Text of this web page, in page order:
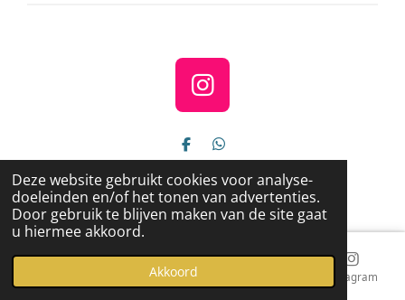
Deze website gebruikt cookies voor analyse-
doeleinden en/of het tonen van advertenties.
Door gebruik te blijven maken van de site gaat
u hiermee akkoord.
Akkoord
I
n
t
a
g
r
D
e
l
e
n
D
e
e
n
© 2023 - 2025 MOOIMOOI!
Powered byJouwWeb
Telefoonnummer Instagram